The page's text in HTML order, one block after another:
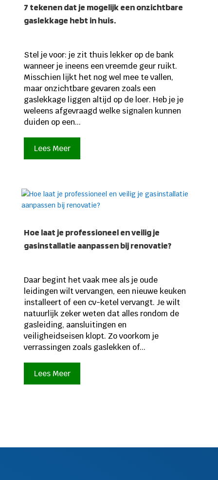
7 tekenen dat je mogelijk een onzichtbare
gaslekkage hebt in huis.
Stel je voor: je zit thuis lekker op de bank
wanneer je ineens een vreemde geur ruikt.
Misschien lijkt het nog wel mee te vallen,
maar onzichtbare gevaren zoals een
gaslekkage liggen altijd op de loer. Heb je je
weleens afgevraagd welke signalen kunnen
duiden op een...
Lees Meer
Hoe laat je professioneel en veilig je
gasinstallatie aanpassen bij renovatie?
Daar begint het vaak mee als je oude
leidingen wilt vervangen, een nieuwe keuken
installeert of een cv-ketel vervangt. Je wilt
natuurlijk zeker weten dat alles rondom de
gasleiding, aansluitingen en
veiligheidseisen klopt. Zo voorkom je
verrassingen zoals gaslekken of...
Lees Meer